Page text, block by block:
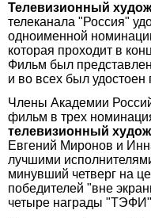
Телевизионный
телеканала "Россия"
одноименной
которая проходит в
Фильм был
и во всех был удостоен
Члены Академии
фильм в трех
телевизионный
Евгений Миронов и
лучшими
минувший четверг на
победителей "вне
четыре награды